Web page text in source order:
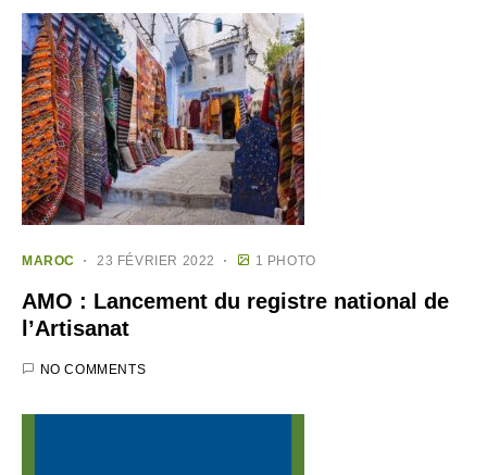
MAROC 23 FÉVRIER 2022 1 PHOTO
AMO : Lancement du registre national de
l’Artisanat
NO COMMENTS